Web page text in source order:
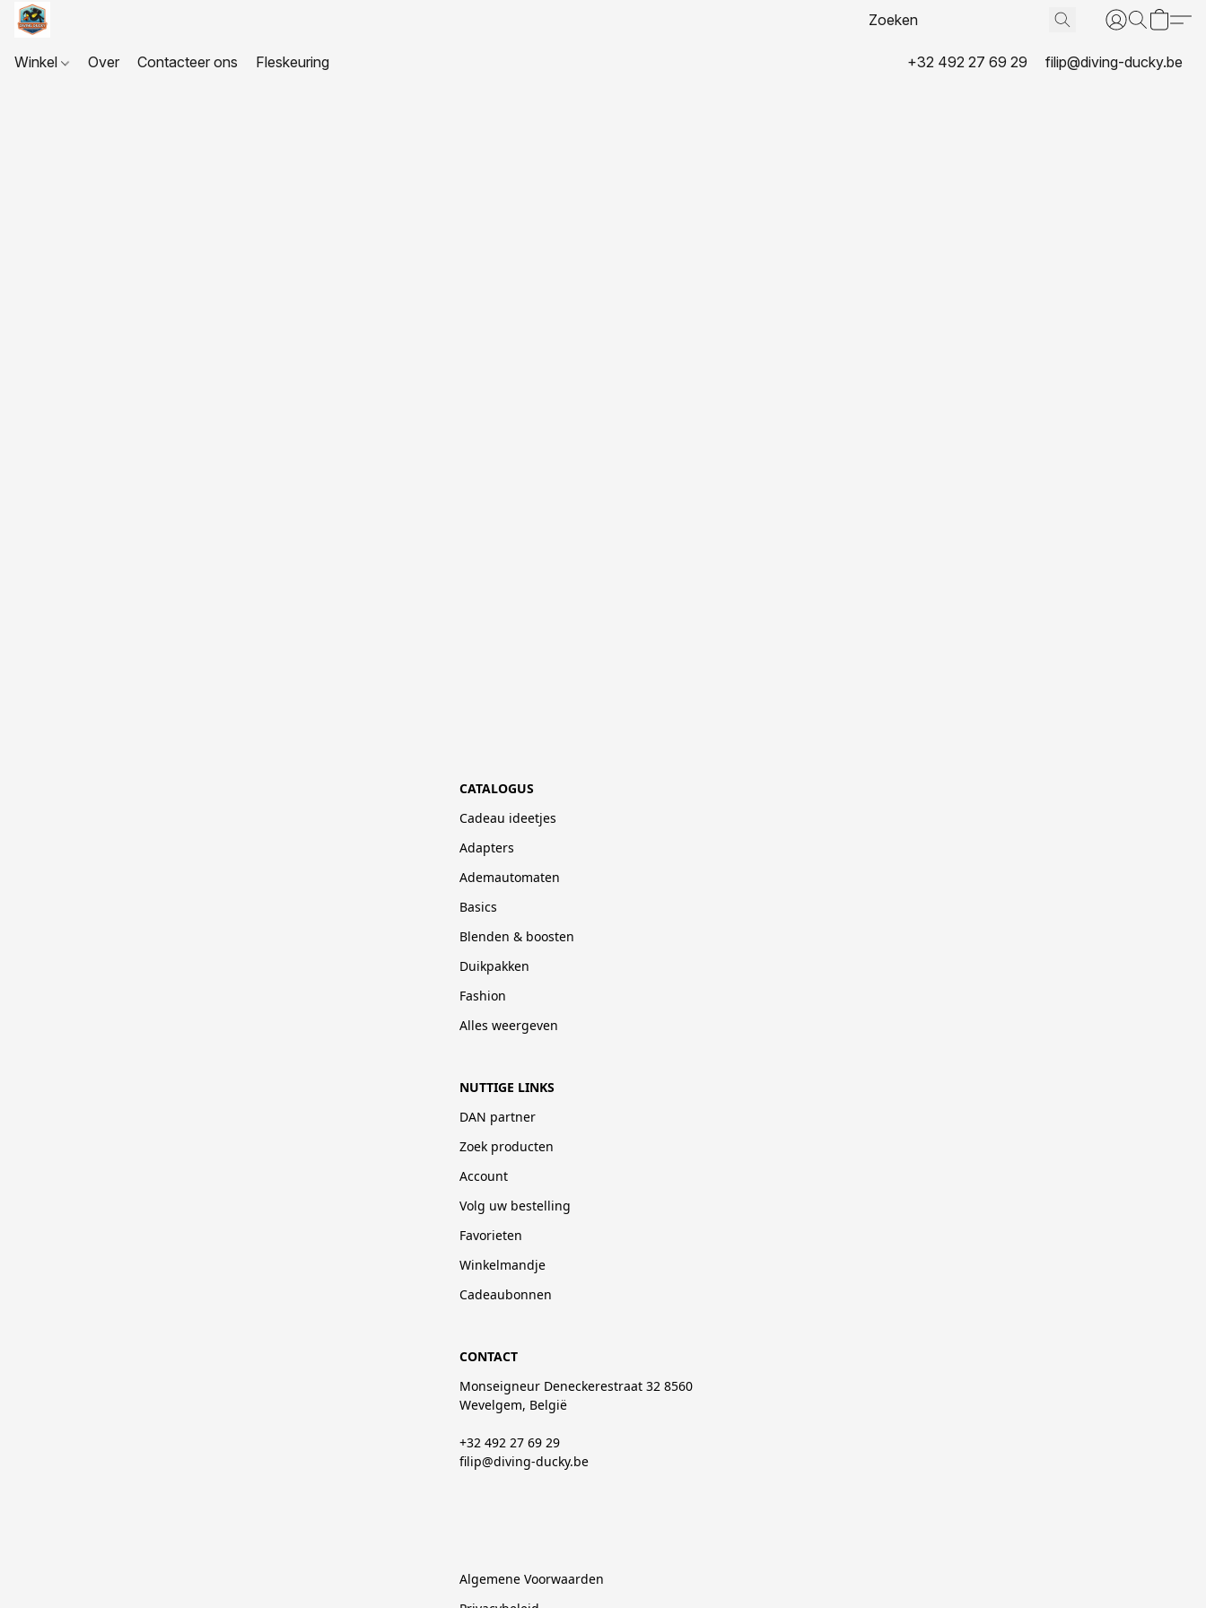
Winkel Over Contacteer ons Fleskeuring +32 492 27 69 29 filip@diving-ducky.be
CATALOGUS
Cadeau ideetjes
Adapters
Ademautomaten
Basics
Blenden & boosten
Duikpakken
Fashion
Alles weergeven
NUTTIGE LINKS
DAN partner
Zoek producten
Account
Volg uw bestelling
Favorieten
Winkelmandje
Cadeaubonnen
CONTACT
Monseigneur Deneckerestraat 32 8560
Wevelgem, België
+32 492 27 69 29
filip@diving-ducky.be
Algemene Voorwaarden